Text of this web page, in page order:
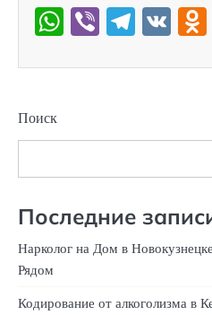
WhatsApp
Viber VK
Поиск
Последние
Нарколог на Дом в
Рядом
Кодирование от алкоголизма в